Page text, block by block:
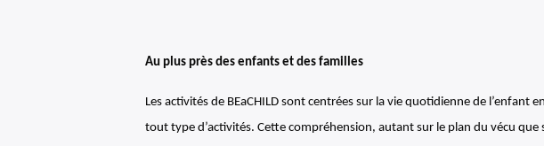
Au plus près des enfants et des familles
Les activités de BEaCHILD sont centrées sur la vie quotidienne de
tout type d’activités. Cette compréhension, autant sur le plan du vécu